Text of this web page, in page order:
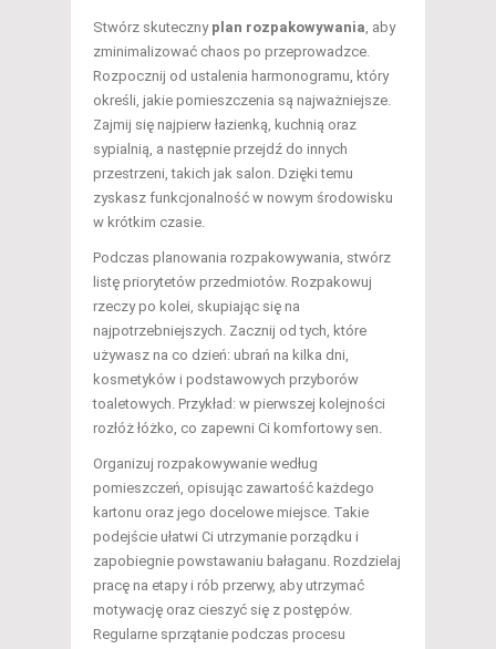
Stwórz skuteczny plan rozpakowywania, aby
zminimalizować chaos po przeprowadzce.
Rozpocznij od ustalenia harmonogramu, który
określi, jakie pomieszczenia są najważniejsze.
Zajmij się najpierw łazienką, kuchnią oraz
sypialnią, a następnie przejdź do innych
przestrzeni, takich jak salon. Dzięki temu
zyskasz funkcjonalność w nowym środowisku
w krótkim czasie.
Podczas planowania rozpakowywania, stwórz
listę priorytetów przedmiotów. Rozpakowuj
rzeczy po kolei, skupiając się na
najpotrzebniejszych. Zacznij od tych, które
używasz na co dzień: ubrań na kilka dni,
kosmetyków i podstawowych przyborów
toaletowych. Przykład: w pierwszej kolejności
rozłóż łóżko, co zapewni Ci komfortowy sen.
Organizuj rozpakowywanie według
pomieszczeń, opisując zawartość każdego
kartonu oraz jego docelowe miejsce. Takie
podejście ułatwi Ci utrzymanie porządku i
zapobiegnie powstawaniu bałaganu. Rozdzielaj
pracę na etapy i rób przerwy, aby utrzymać
motywację oraz cieszyć się z postępów.
Regularne sprzątanie podczas procesu